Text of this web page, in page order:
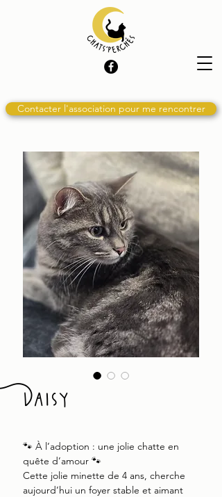
Contacter l'association pour me rencontrer
Daisy
🐾 À l’adoption : une jolie chatte en
quête d’amour 🐾
Cette jolie minette de 4 ans, cherche
aujourd’hui un foyer stable et aimant